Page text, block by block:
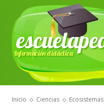
Información didáctica
Inicio Ciencias Ecosistemas
CIENCIAS